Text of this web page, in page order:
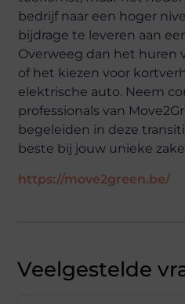
bedrijf naar een hoger
bijdrage te leveren aan
Overweeg dan het huren
of het kiezen voor
elektrische auto. Neem
professionals van
begeleiden in deze
beste bij jouw unieke
https://move2green.be/
Veelgestelde